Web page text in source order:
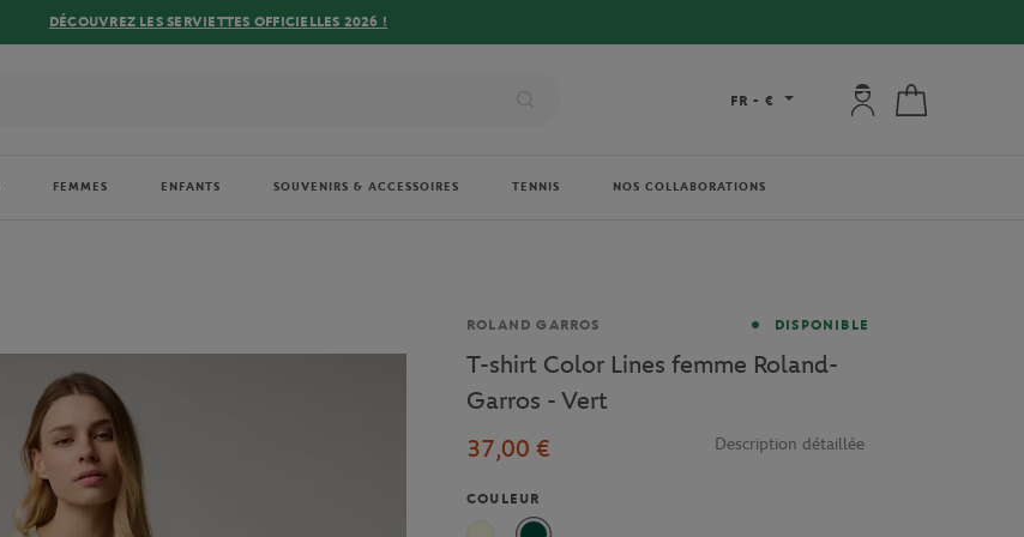
DÉCOUVREZ LES SERVIETTES OFFICIELLES 2026 !
FR - € Mon compte : se
FEMMES ENFANTS SOUVENIRS & ACCESSOIRES TENNIS NOS COLLABORATIONS
Marque
ROLAND GARROS DISPONIBLE
T-shirt Color Lines femme Roland-
Garros - Vert
37,00 €
Description détaillée
COULEUR